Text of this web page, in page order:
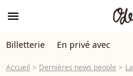
menu
Billetterie En privé avec
Accueil Dernières news people